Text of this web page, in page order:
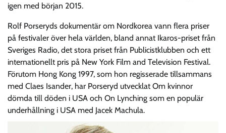
igen med början 2015.
Rolf Porseryds dokumentär om Nordkorea vann flera priser
på festivaler över hela världen, bland annat Ikaros-priset från
Sveriges Radio, det stora priset från Publicistklubben och ett
internationellt pris på New York Film and Television Festival.
Förutom Hong Kong 1997, som hon regisserade tillsammans
med Claes Isander, har Porseryd utvecklat Om kvinnor
dömda till döden i USA och On Lynching som en populär
underhållning i USA med Jacek Machula.